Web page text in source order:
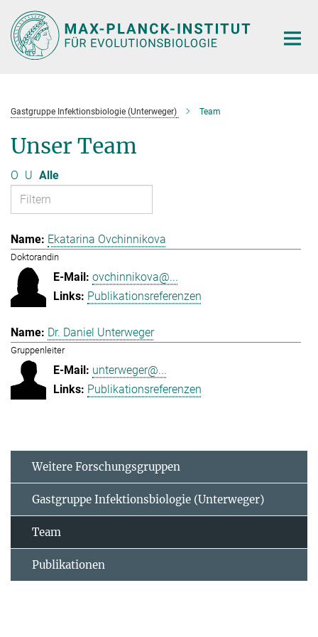
Hauptinhalt
Gastgruppe Infektionsbiologie (Unterweger) Team
Unser Team
O U Alle
Ekatarina Ovchinnikova
Doktorandin
ovchinnikova@...
Publikationsreferenzen
Dr. Daniel Unterweger
Gruppenleiter
unterweger@...
Publikationsreferenzen
Weitere Forschungsgruppen
Gastgruppe Infektionsbiologie (Unterweger)
Team
Publikationen